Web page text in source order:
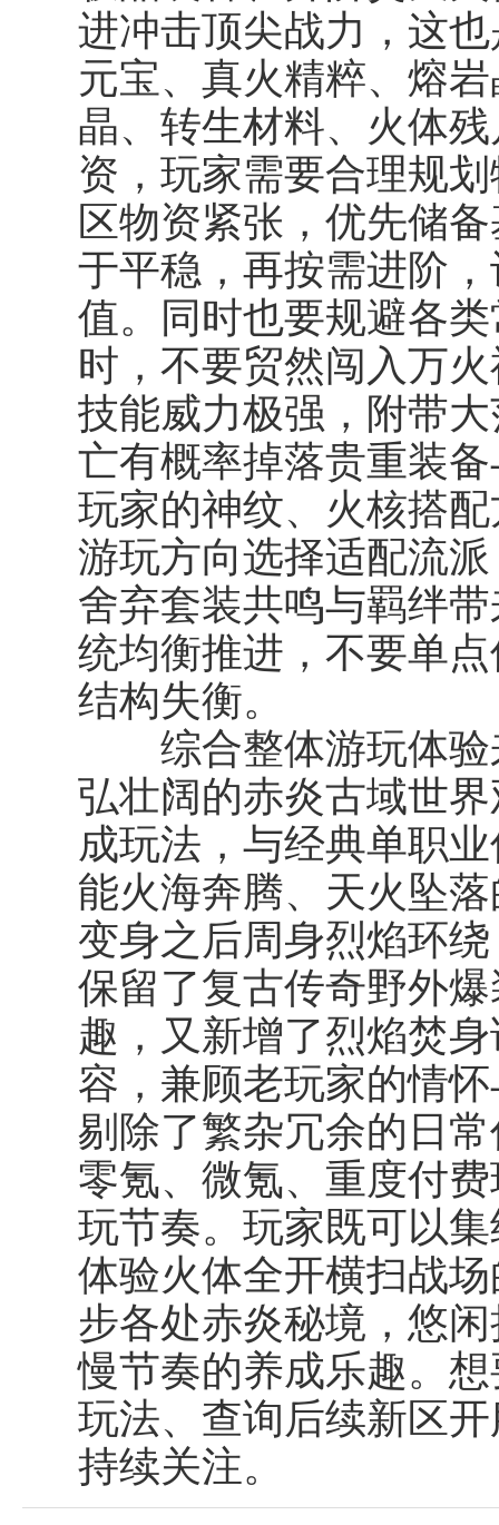
进冲击顶尖战力，这
元宝、真火精粹、熔
晶、转生材料、火体
资，玩家需要合理规
区物资紧张，优先储
于平稳，再按需进阶
值。同时也要规避各
时，不要贸然闯入万
技能威力极强，附带
亡有概率掉落贵重装
玩家的神纹、火核搭
游玩方向选择适配流
舍弃套装共鸣与羁绊
统均衡推进，不要单
结构失衡。
综合整体游玩体验
弘壮阔的赤炎古域世
成玩法，与经典单职
能火海奔腾、天火坠
变身之后周身烈焰环
保留了复古传奇野外
趣，又新增了烈焰焚
容，兼顾老玩家的情
剔除了繁杂冗余的日
零氪、微氪、重度付
玩节奏。玩家既可以
体验火体全开横扫战
步各处赤炎秘境，悠
慢节奏的养成乐趣。
玩法、查询后续新区
持续关注。